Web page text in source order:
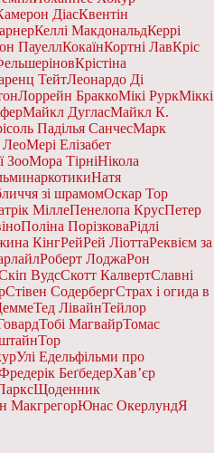
ДіасКвентін
Келлі МакдональдКеррі
ПауеллКокаїнКортні ЛавКріс
Крістіна
ТейтЛеонардо Ді
Лоррейн БраккоМікі РуркМіккі
Майкл ДугласМайкл К.
Паділья СанчесМарк
ЛеоМері Елізабет
ЗооМора ТірніНікола
наркотикиНатя
зі шрамомОскар Тор
МіллеПенелопа КрусПетер
Поліна ПорізковаРідлі
КінгРейРей ЛіоттаРеквієм за
Роберт ЛоджаРон
ВудсСкотт КалвертСлавні
Стівен СодербергСтрах і огида в
Тед ЛівайнТейлор
Тобі МагвайрТомас
Тор
Улі Едельфільми про
БеґбедерХав’єр
Щоденник
МакгрегорЮнас ОкерлундЯ